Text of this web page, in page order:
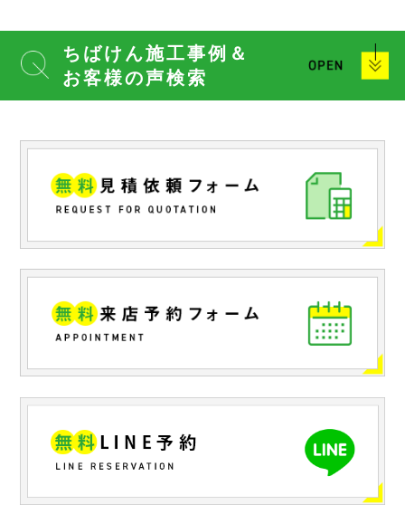
ちばけん施工事例＆
お客様の声検索